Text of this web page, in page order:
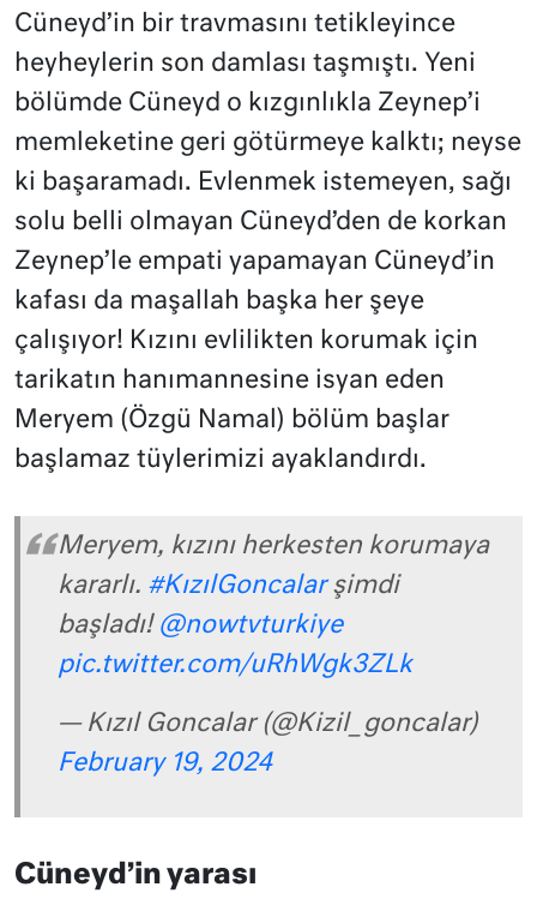
Cüneyd’in bir travmasını tetikleyince
heyheylerin son damlası taşmıştı. Yeni
bölümde Cüneyd o kızgınlıkla Zeynep’i
memleketine geri götürmeye kalktı; neyse
ki başaramadı. Evlenmek istemeyen, sağı
solu belli olmayan Cüneyd’den de korkan
Zeynep’le empati yapamayan Cüneyd’in
kafası da maşallah başka her şeye
çalışıyor! Kızını evlilikten korumak için
tarikatın hanımannesine isyan eden
Meryem (Özgü Namal) bölüm başlar
başlamaz tüylerimizi ayaklandırdı.
Meryem, kızını herkesten korumaya
kararlı. #KızılGoncalarşimdi
başladı! @nowtvturkiye
pic.twitter.com/uRhWgk3ZLk
— Kızıl Goncalar (@Kizil_goncalar)
February 19, 2024
Cüneyd’in yarası